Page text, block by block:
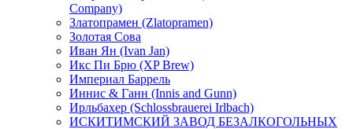
Company)
Златопрамен (Zlatopramen)
Золотая Сова
Иван Ян (Ivan Jan)
Икс Пи Брю (XP Brew)
Империал Баррель
Иннис & Ганн (Innis and Gunn)
Ирльбахер (Schlossbrauerei Irlbach)
ИСКИТИМСКИЙ ЗАВОД БЕЗАЛКОГОЛЬНЫХ